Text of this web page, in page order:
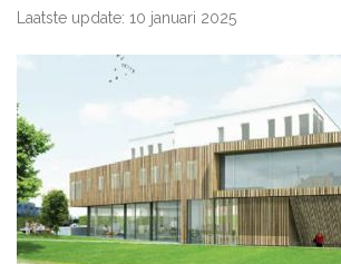
Laatste update: 10 januari 2025